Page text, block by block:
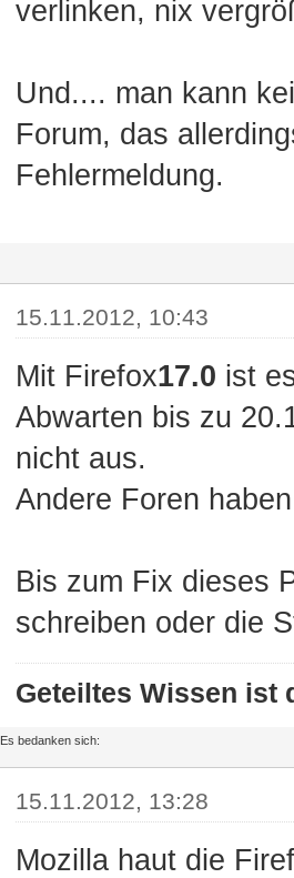
verlinken, nix
Und.... man kann
Forum, das
Fehlermeldung.
15.11.2012, 10:43
Mit Firefox17.0 ist
Abwarten bis zu
nicht aus.
Andere Foren
Bis zum Fix dieses
schreiben oder die
Geteiltes Wissen ist
Es bedanken sich:
15.11.2012, 13:28
Mozilla haut die